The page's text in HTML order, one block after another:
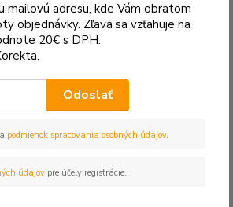
mailovú adresu, kde Vám obratom
objednávky. Zľava sa vzťahuje na
20€ s DPH.
Odoslať
podmienok spracovania osobných údajov.
údajovpre účely registrácie.